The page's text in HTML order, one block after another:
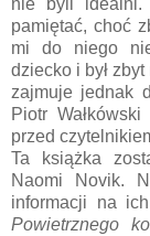
nie byli
pamiętać, choć
mi do niego
dziecko i był
zajmuje jednak
Piotr
przed
Ta książka
Naomi Novik.
informacji na
Powietrznego